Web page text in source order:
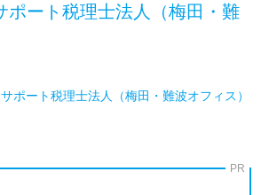
ポート税理士法人（梅田・難
ポート税理士法人（梅田・難波オフィス）
PR